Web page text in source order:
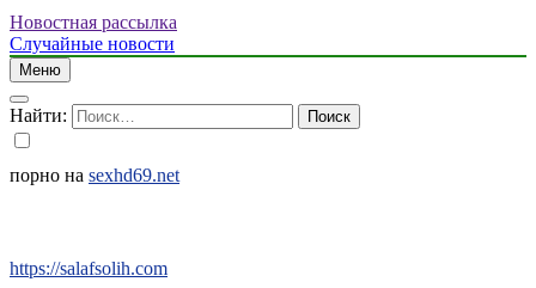
Новостная рассылка
Случайные новости
Меню
Найти:
порно на sexhd69.net
https://salafsolih.com